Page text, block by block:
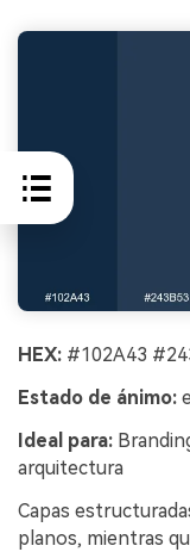
HEX: #102A43
Estado de ánimo:
Ideal para:
arquitectura
Capas
planos, mientras